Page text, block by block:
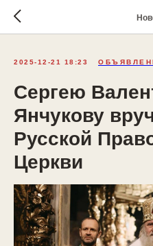
2025-12-21 18:23
Сергею
Янчукову
Русской
Церкви